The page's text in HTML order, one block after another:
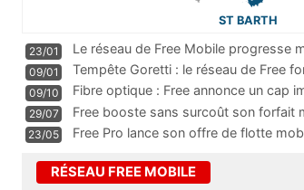
ST BARTH
23/01
Le réseau de Free Mobile progresse
m
09/01
Tempête Goretti : le réseau de Free
09/10
Fibre optique : Free annonce un cap
pass
29/07
Free booste sans surcoût son forfait
23/05 Free Pro lance son offre de flotte
RÉSEAU FREE MOBILE